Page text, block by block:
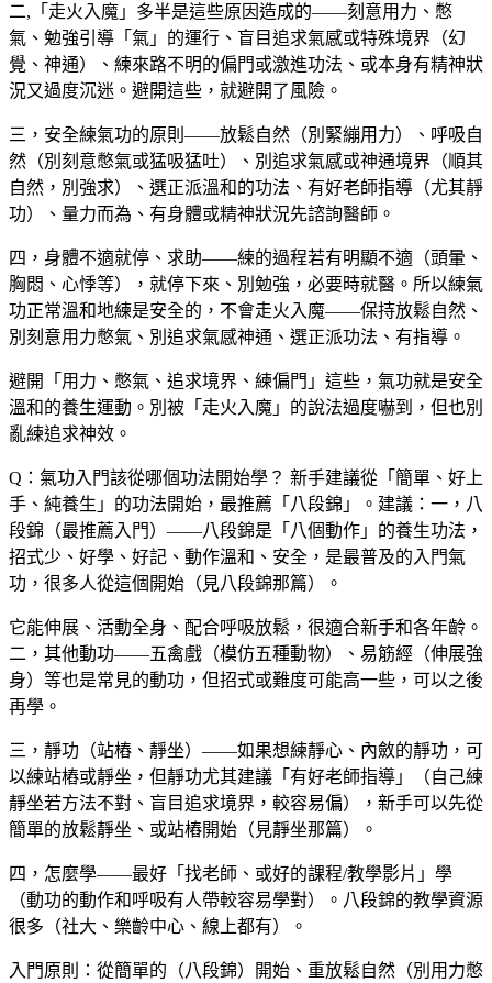
二,「走火入魔」多半是這些原因造成的——刻意用力、憋
氣、勉強引導「氣」的運行、盲目追求氣感或特殊境界（幻
覺、神通）、練來路不明的偏門或激進功法、或本身有精神狀
況又過度沉迷。避開這些，就避開了風險。
三，安全練氣功的原則——放鬆自然（別緊繃用力）、呼吸自
然（別刻意憋氣或猛吸猛吐）、別追求氣感或神通境界（順其
自然，別強求）、選正派溫和的功法、有好老師指導（尤其靜
功）、量力而為、有身體或精神狀況先諮詢醫師。
四，身體不適就停、求助——練的過程若有明顯不適（頭暈、
胸悶、心悸等），就停下來、別勉強，必要時就醫。所以練氣
功正常溫和地練是安全的，不會走火入魔——保持放鬆自然、
別刻意用力憋氣、別追求氣感神通、選正派功法、有指導。
避開「用力、憋氣、追求境界、練偏門」這些，氣功就是安全
溫和的養生運動。別被「走火入魔」的說法過度嚇到，但也別
亂練追求神效。
Q：氣功入門該從哪個功法開始學？ 新手建議從「簡單、好上
手、純養生」的功法開始，最推薦「八段錦」。建議：一，八
段錦（最推薦入門）——八段錦是「八個動作」的養生功法，
招式少、好學、好記、動作溫和、安全，是最普及的入門氣
功，很多人從這個開始（見八段錦那篇）。
它能伸展、活動全身、配合呼吸放鬆，很適合新手和各年齡。
二，其他動功——五禽戲（模仿五種動物）、易筋經（伸展強
身）等也是常見的動功，但招式或難度可能高一些，可以之後
再學。
三，靜功（站樁、靜坐）——如果想練靜心、內斂的靜功，可
以練站樁或靜坐，但靜功尤其建議「有好老師指導」（自己練
靜坐若方法不對、盲目追求境界，較容易偏），新手可以先從
簡單的放鬆靜坐、或站樁開始（見靜坐那篇）。
四，怎麼學——最好「找老師、或好的課程/教學影片」學
（動功的動作和呼吸有人帶較容易學對）。八段錦的教學資源
很多（社大、樂齡中心、線上都有）。
入門原則：從簡單的（八段錦）開始、重放鬆自然（別用力憋